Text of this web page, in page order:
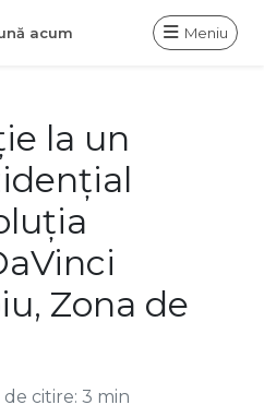
acum Meniu
la un
Zona de
citire: 3 min